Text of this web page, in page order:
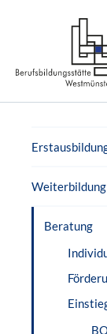
Weiterbildung
Beratung